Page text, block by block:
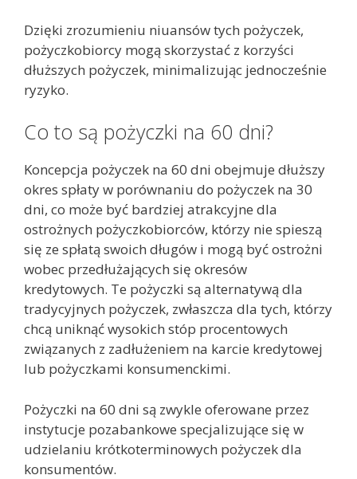
Dzięki zrozumieniu niuansów tych pożyczek,
pożyczkobiorcy mogą skorzystać z korzyści
dłuższych pożyczek, minimalizując jednocześnie
ryzyko.
Co to są pożyczki na 60 dni?
Koncepcja pożyczek na 60 dni obejmuje dłuższy
okres spłaty w porównaniu do pożyczek na 30
dni, co może być bardziej atrakcyjne dla
ostrożnych pożyczkobiorców, którzy nie spieszą
się ze spłatą swoich długów i mogą być ostrożni
wobec przedłużających się okresów
kredytowych. Te pożyczki są alternatywą dla
tradycyjnych pożyczek, zwłaszcza dla tych, którzy
chcą uniknąć wysokich stóp procentowych
związanych z zadłużeniem na karcie kredytowej
lub pożyczkami konsumenckimi.
Pożyczki na 60 dni są zwykle oferowane przez
instytucje pozabankowe specjalizujące się w
udzielaniu krótkoterminowych pożyczek dla
konsumentów.